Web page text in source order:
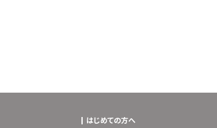
はじめての方へ